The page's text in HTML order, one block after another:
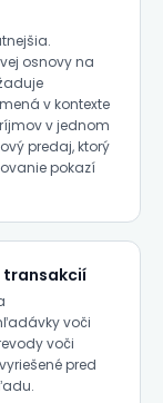
osnovy na
v kontexte
v jednom
predaj, ktorý
pokazí
transakcií
voči
voči
pred